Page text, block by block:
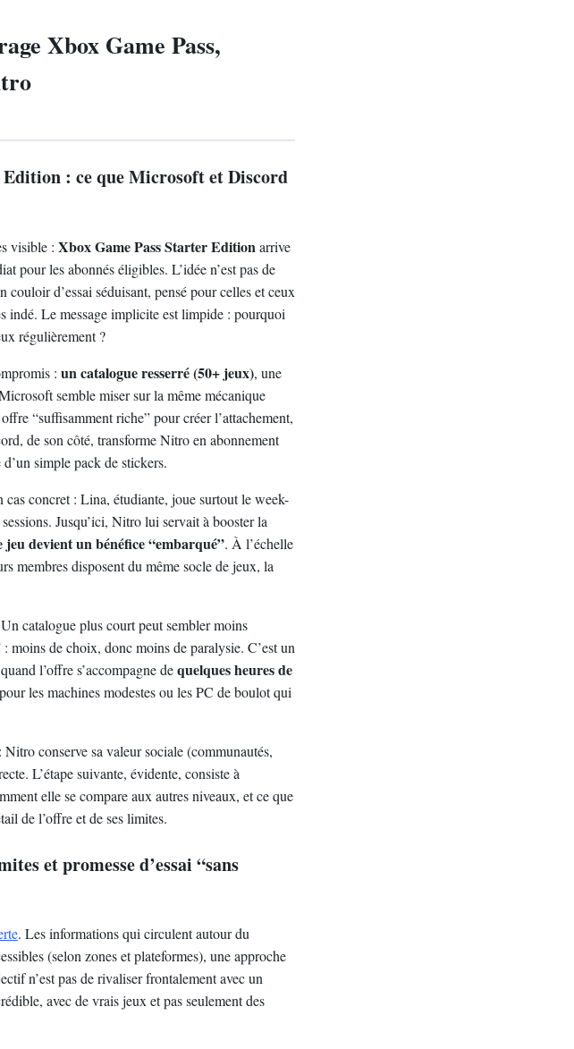
Xbox Game Pass,
: ce que Microsoft et Discord
visible : Xbox Game Pass Starter Edition arrive
pour les abonnés éligibles. L’idée n’est pas de
d’essai séduisant, pensé pour celles et ceux
indé. Le message implicite est limpide : pourquoi
régulièrement ?
: un catalogue resserré (50+ jeux), une
semble miser sur la même mécanique
“suffisamment riche” pour créer l’attachement,
de son côté, transforme Nitro en abonnement
simple pack de stickers.
concret : Lina, étudiante, joue surtout le week-
Jusqu’ici, Nitro lui servait à booster la
jeu devient un bénéfice “embarqué”. À l’échelle
membres disposent du même socle de jeux, la
catalogue plus court peut sembler moins
moins de choix, donc moins de paralysie. C’est un
l’offre s’accompagne dequelques heures de
les machines modestes ou les PC de boulot qui
conserve sa valeur sociale (communautés,
L’étape suivante, évidente, consiste à
elle se compare aux autres niveaux, et ce que
de l’offre et de ses limites.
et promesse d’essai “sans
. Les informations qui circulent autour du
(selon zones et plateformes), une approche
n’est pas de rivaliser frontalement avec un
avec de vrais jeux et pas seulement des